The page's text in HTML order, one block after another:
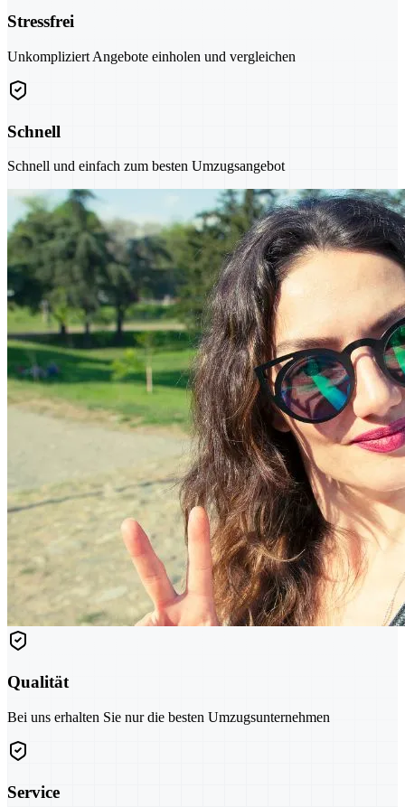
Stressfrei
Unkompliziert Angebote einholen und vergleichen
Schnell
Schnell und einfach zum besten Umzugsangebot
Qualität
Bei uns erhalten Sie nur die besten Umzugsunternehmen
Service